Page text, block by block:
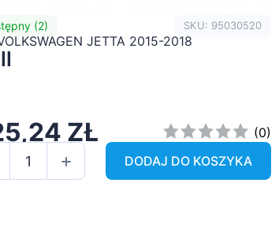
(2) SKU: 95030520
JETTA 2015-2018
ZŁ
(0)
DODAJ DO KOSZYKA